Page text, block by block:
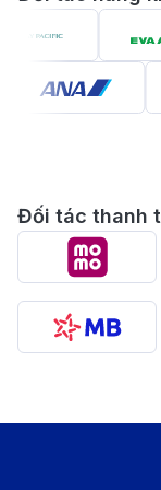
thành phố vĩ
190 Booking
Khám phá
đẹp hiện đại
Giới thiệu
Đối tác thanh